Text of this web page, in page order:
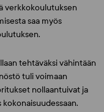
verkkokoulutuksen
saa myös
tehtäväksi vähintään
tuli voimaan
nollaantuivat ja